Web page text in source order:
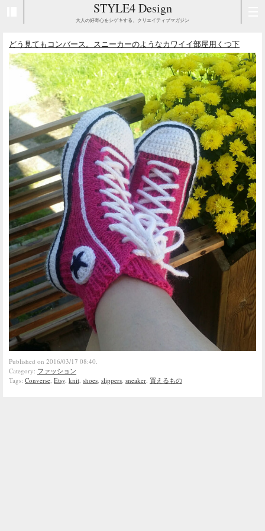
STYLE4 Design
大人の好奇心をシゲキする、クリエイティブマガジン
どう見てもコンバース。スニーカーのようなカワイイ部屋用くつ下
Published on 2016/03/17 08:40.
Category: ファッション
Tags: Converse, Etsy, knit, shoes, slippers, sneaker, 買えるもの